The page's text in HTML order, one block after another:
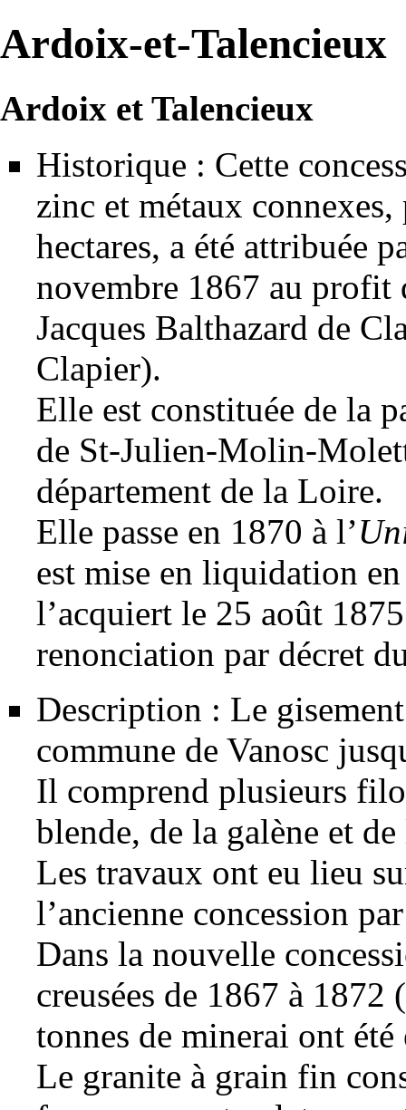
Ardoix-et-Talencieux
Ardoix et Talencieux
Historique : Cette
zinc et métaux
hectares, a été attribuée
novembre 1867 au profit
Jacques Balthazard de
Clapier).
Elle est constituée de la
de St-Julien-Molin-
département de la Loire.
Elle passe en 1870 à l’
est mise en liquidation
l’acquiert le 25 août
renonciation par décret
Description : Le gisement
commune de Vanosc
Il comprend plusieurs
blende, de la galène et
Les travaux ont eu lieu
l’ancienne concession
Dans la nouvelle
creusées de 1867 à 1872 (
tonnes de minerai ont été
Le granite à grain fin